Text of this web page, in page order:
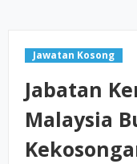
Jawatan Kosong
Jabatan
Malaysia